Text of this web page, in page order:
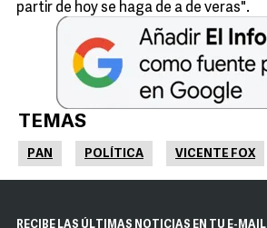
partir de hoy se haga de a de veras".
TEMAS
PAN POLÍTICA VICENTE FOX
RECIBE LAS ÚLTIMAS NOTICIAS EN TU E-MAIL